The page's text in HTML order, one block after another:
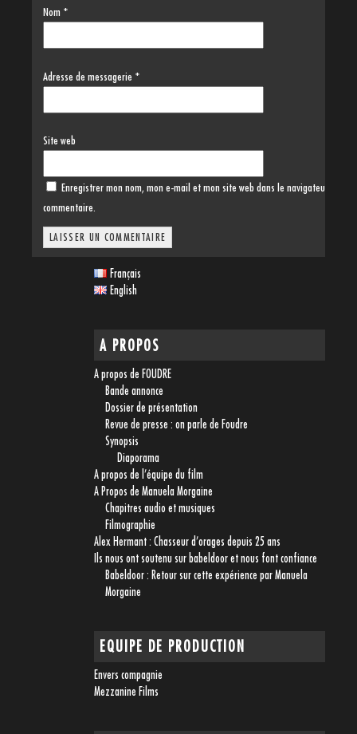
Nom *
Adresse de messagerie *
Site web
Enregistrer mon nom, mon e-mail et mon site web dans le navigateur pour
commentaire.
Français
English
A PROPOS
A propos de FOUDRE
Bande annonce
Dossier de présentation
Revue de presse : on parle de Foudre
Synopsis
Diaporama
A propos de l’équipe du film
A Propos de Manuela Morgaine
Chapitres audio et musiques
Filmographie
Alex Hermant : Chasseur d’orages depuis 25 ans
Ils nous ont soutenu sur babeldoor et nous font confiance
Babeldoor : Retour sur cette expérience par Manuela
Morgaine
EQUIPE DE PRODUCTION
Envers compagnie
Mezzanine Films